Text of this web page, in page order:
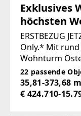
Exklusives
höchsten
ERSTBEZUG
Only.* Mit
Wohnturm
Ausstattung,
m, großflächige
Technology*
22 passende
35,81-373,68
€ 424.710-